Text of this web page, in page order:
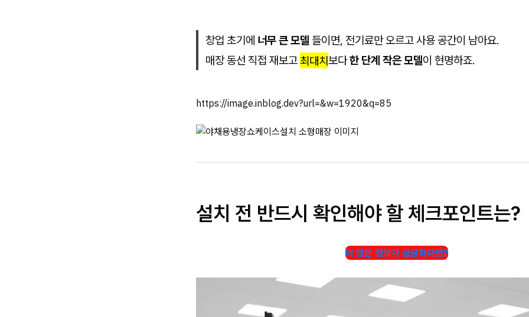
창업 초기에 너무 큰 모델 들이면, 전기료만 오르고 사용 공간이 남아요.
매장 동선 직접 재보고 최대치보다한 단계 작은 모델이 현명하죠.
https://image.inblog.dev?url=&w=1920&q=85
설치 전 반드시 확인해야 할 체크포인트는?
더 많은 정보가 궁금하다면?